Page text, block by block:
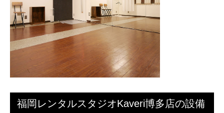
福岡レンタルスタジオKaveri博多店の設備